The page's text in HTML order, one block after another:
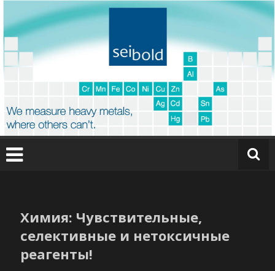
содержимому
O
e
a
Химия: Чувствительные,
селективные и нетоксичные
реагенты!